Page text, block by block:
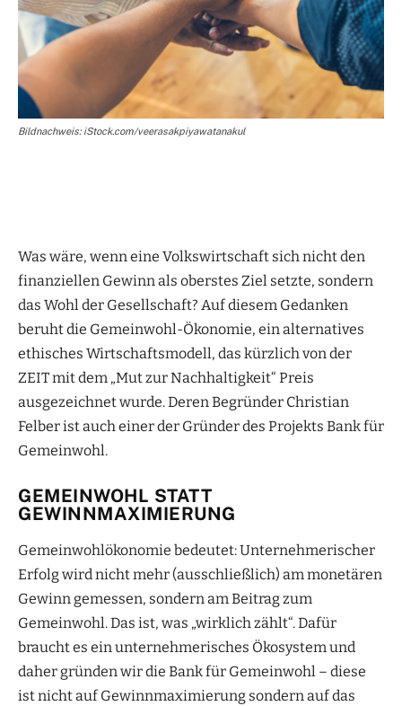
Bildnachweis: iStock.com/veerasakpiyawatanakul
Was wäre, wenn eine Volkswirtschaft sich nicht den
finanziellen Gewinn als oberstes Ziel setzte, sondern
das Wohl der Gesellschaft? Auf diesem Gedanken
beruht die Gemeinwohl-Ökonomie, ein alternatives
ethisches Wirtschaftsmodell, das kürzlich von der
ZEIT mit dem „Mut zur Nachhaltigkeit“ Preis
ausgezeichnet wurde. Deren Begründer Christian
Felber ist auch einer der Gründer des Projekts Bank für
Gemeinwohl.
GEMEINWOHL STATT
GEWINNMAXIMIERUNG
Gemeinwohlökonomie bedeutet: Unternehmerischer
Erfolg wird nicht mehr (ausschließlich) am monetären
Gewinn gemessen, sondern am Beitrag zum
Gemeinwohl. Das ist, was „wirklich zählt“. Dafür
braucht es ein unternehmerisches Ökosystem und
daher gründen wir die Bank für Gemeinwohl – diese
ist nicht auf Gewinnmaximierung sondern auf das